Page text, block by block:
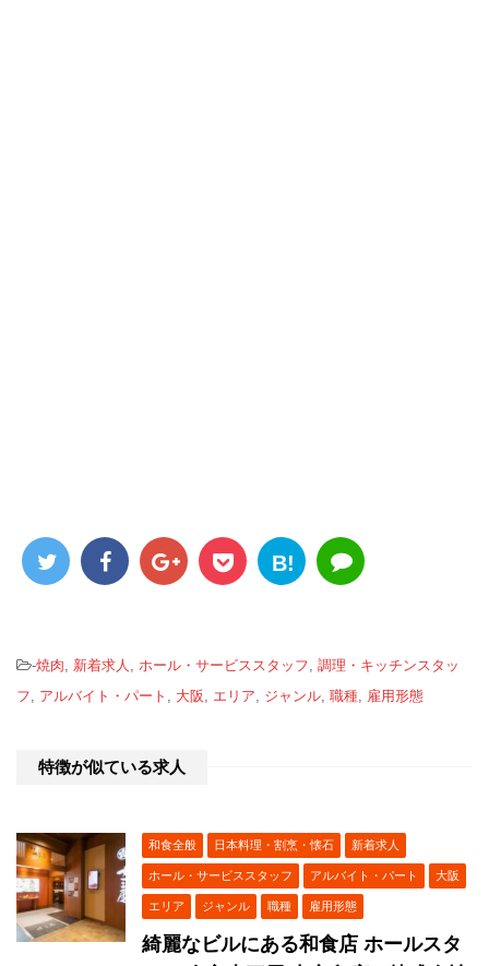
B!
-焼肉, 新着求人 , ホール・サービススタッフ, 調理・キッチンスタッ
フ, アルバイト・パート , 大阪 , エリア, ジャンル, 職種, 雇用形態
特徴が似ている求人
和食全般 日本料理・割烹・懐石 新着求人
ホール・サービススタッフ アルバイト・パート 大阪
エリア ジャンル 職種 雇用形態
綺麗なビルにある和食店 ホールスタ